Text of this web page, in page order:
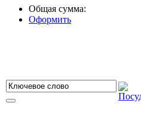
Общая сумма:
Оформить